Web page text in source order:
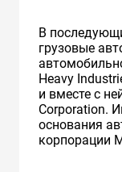
В
грузовые
Heavy
и вместе с
Corporation.
основания
корпорации